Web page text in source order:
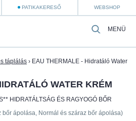
PATIKAKERESŐ WEBSHOP
MENÜ
táplálás › EAU THERMALE - Hidratáló Water
WATER KRÉM
HIDRATÁLTSÁG ÉS RAGYOGÓ BŐR
ápolása, Normál és száraz bőr ápolása)